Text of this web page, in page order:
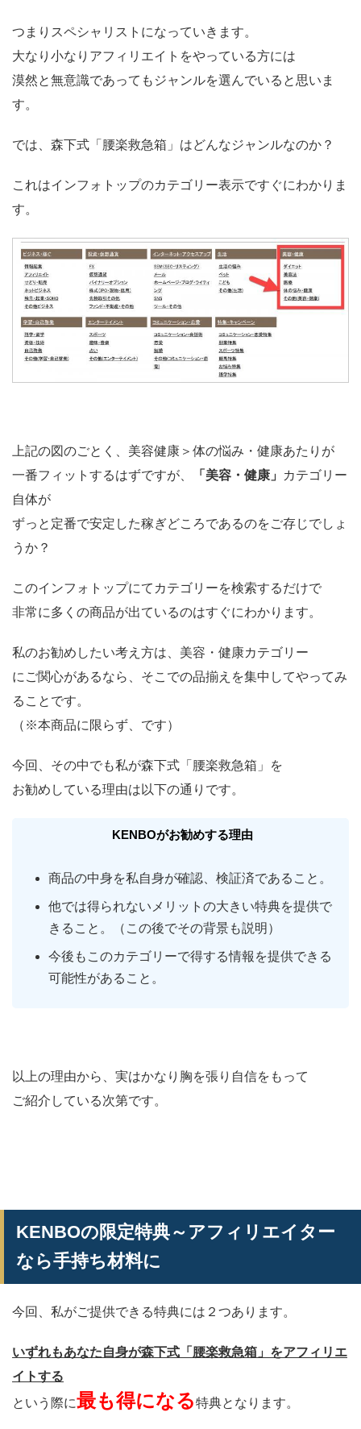
つまりスペシャリストになっていきます。
大なり小なりアフィリエイトをやっている方には
漠然と無意識であってもジャンルを選んでいると思いま
す。
では、森下式「腰楽救急箱」はどんなジャンルなのか？
これはインフォトップのカテゴリー表示ですぐにわかりま
す。
上記の図のごとく、美容健康＞体の悩み・健康あたりが
一番フィットするはずですが、
「美容・健康」
カテゴリー
自体が
ずっと定番で安定した稼ぎどころであるのをご存じでしょ
うか？
このインフォトップにてカテゴリーを検索するだけで
非常に多くの商品が出ているのはすぐにわかります。
私のお勧めしたい考え方は、美容・健康カテゴリー
にご関心があるなら、そこでの品揃えを集中してやってみ
ることです。
（※本商品に限らず、です）
今回、その中でも私が森下式「腰楽救急箱」を
お勧めしている理由は以下の通りです。
KENBOがお勧めする理由
商品の中身を私自身が確認、検証済であること。
他では得られないメリットの大きい特典を提供で
きること。（この後でその背景も説明）
今後もこのカテゴリーで得する情報を提供できる
可能性があること。
以上の理由から、実はかなり胸を張り自信をもって
ご紹介している次第です。
KENBOの限定特典～アフィリエイター
なら手持ち材料に
今回、私がご提供できる特典には２つあります。
いずれもあなた自身が森下式「腰楽救急箱」をアフィリエ
イトする
という際に最も得になる特典となります。